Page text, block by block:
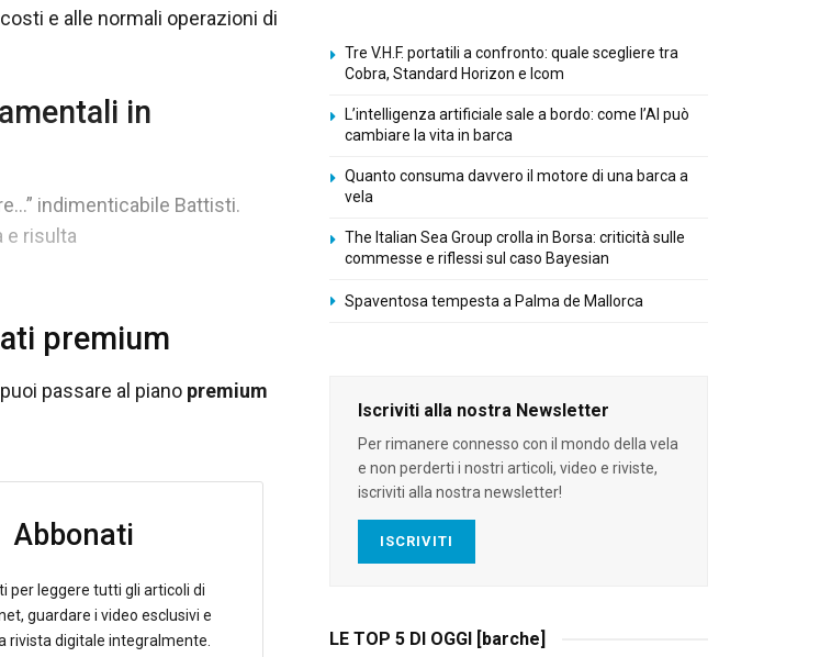
e alle normali operazioni di
in
indimenticabile Battisti.
e risulta
premium
passare al piano premium
Abbonati
per leggere tutti gli articoli di
guardare i video esclusivi e
rivista digitale integralmente.
Tre V.H.F. portatili a confronto: quale scegliere tra
Cobra, Standard Horizon e Icom
L’intelligenza artificiale sale a bordo: come l’AI può
cambiare la vita in barca
Quanto consuma davvero il motore di una barca a
vela
The Italian Sea Group crolla in Borsa: criticità sulle
commesse e riflessi sul caso Bayesian
Spaventosa tempesta a Palma de Mallorca
Iscriviti alla nostra Newsletter
Per rimanere connesso con il mondo della vela
e non perderti i nostri articoli, video e riviste,
iscriviti alla nostra newsletter!
ISCRIVITI
LE TOP 5 DI OGGI [barche]